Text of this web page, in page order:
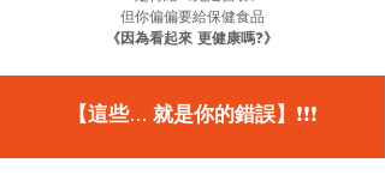
但你偏偏要給保健食品
《因為看起來 更健康嗎❓》
【這些... 就是你的錯誤】 ❗️❗️❗️